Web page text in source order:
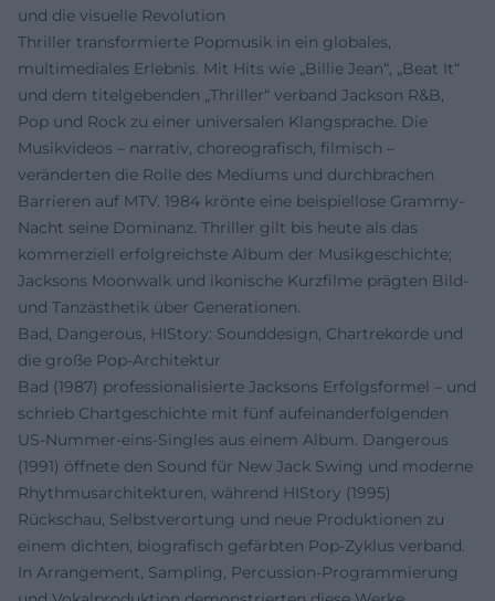
und die visuelle Revolution
Thriller transformierte Popmusik in ein globales,
multimediales Erlebnis. Mit Hits wie „Billie Jean“, „Beat It“
und dem titelgebenden „Thriller“ verband Jackson R&B,
Pop und Rock zu einer universalen Klangsprache. Die
Musikvideos – narrativ, choreografisch, filmisch –
veränderten die Rolle des Mediums und durchbrachen
Barrieren auf MTV. 1984 krönte eine beispiellose Grammy-
Nacht seine Dominanz. Thriller gilt bis heute als das
kommerziell erfolgreichste Album der Musikgeschichte;
Jacksons Moonwalk und ikonische Kurzfilme prägten Bild-
und Tanzästhetik über Generationen.
Bad, Dangerous, HIStory: Sounddesign, Chartrekorde und
die große Pop-Architektur
Bad (1987) professionalisierte Jacksons Erfolgsformel – und
schrieb Chartgeschichte mit fünf aufeinanderfolgenden
US-Nummer-eins-Singles aus einem Album. Dangerous
(1991) öffnete den Sound für New Jack Swing und moderne
Rhythmusarchitekturen, während HIStory (1995)
Rückschau, Selbstverortung und neue Produktionen zu
einem dichten, biografisch gefärbten Pop-Zyklus verband.
In Arrangement, Sampling, Percussion-Programmierung